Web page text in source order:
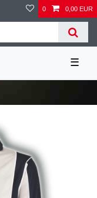
0 0,00 EUR
☰